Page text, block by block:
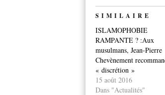
SIMILAIRE
ISLAMOPHOBIE
RAMPANTE ? :Aux
musulmans, Jean-Pierre
Chevènement
« discrétion »
15 août 2016
Dans "Actualités"